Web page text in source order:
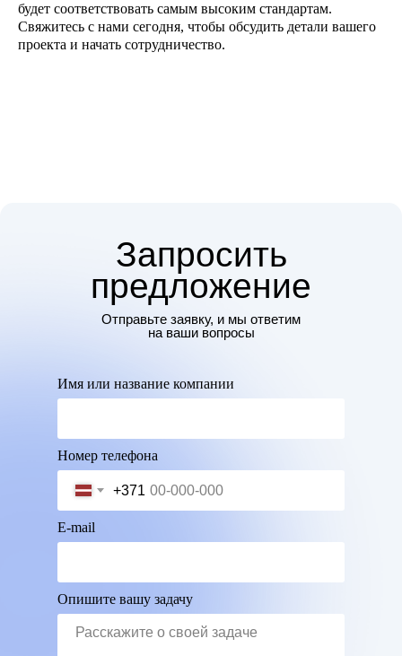
будет соответствовать самым высоким стандартам.
Свяжитесь с нами сегодня, чтобы обсудить детали вашего
проекта и начать сотрудничество.
Имя или название компании
Номер телефона
+371
E-mail
Опишите вашу задачу
Запросить
предложение
Отправьте заявку, и мы ответим
на ваши вопросы